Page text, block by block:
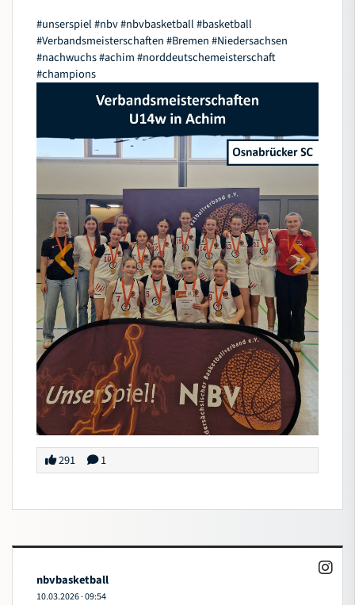
#unserspiel#nbv#nbvbasketball#basketball
#Verbandsmeisterschaften#Bremen#Niedersachsen
#nachwuchs#achim#norddeutschemeisterschaft
#champions
291 1
nbvbasketball
10.03.2026·09:54